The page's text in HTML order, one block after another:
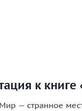
к
— странное